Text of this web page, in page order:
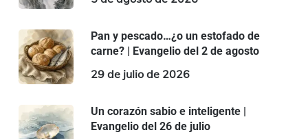
Pan y pescado…¿o un estofado de
carne? | Evangelio del 2 de agosto
29 de julio de 2026
Un corazón sabio e inteligente |
Evangelio del 26 de julio